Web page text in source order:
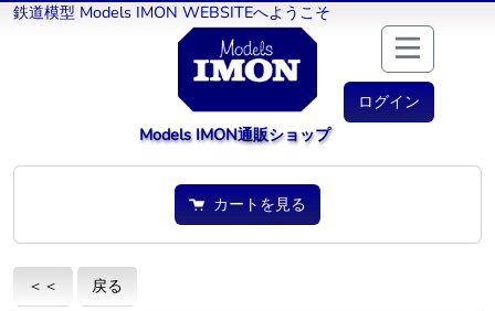
鉄道模型 Models IMON WEBSITEへようこそ
ログイン
Models IMON通販ショップ
カートを見る
＜＜ 戻る